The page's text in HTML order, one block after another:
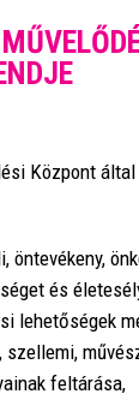
Központ
öntevékeny,
és
lehetőségek
szellemi,
feltárása,